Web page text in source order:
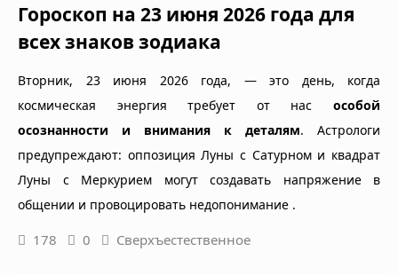
Гороскоп на 23 июня 2026 года для
всех знаков зодиака
Вторник, 23 июня 2026 года, — это день, когда
космическая энергия требует от нас особой
осознанности и внимания к деталям. Астрологи
предупреждают: оппозиция Луны с Сатурном и квадрат
Луны с Меркурием могут создавать напряжение в
общении и провоцировать недопонимание .
178 0 Сверхъестественное